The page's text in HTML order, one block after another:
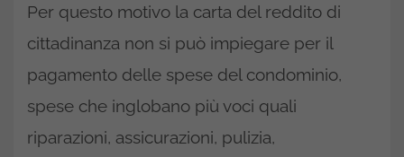
Per questo motivo la carta del reddito di
cittadinanza non si può impiegare per il
pagamento delle spese del condominio,
spese che inglobano più voci quali
riparazioni, assicurazioni, pulizia,